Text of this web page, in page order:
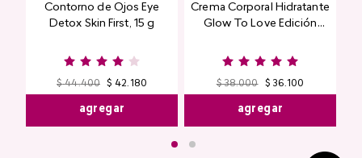
Contorno de Ojos Eye
Detox Skin First, 15 g
$ 44.400 $ 42.180
agregar
Crema Corporal Hidratante
Glow To Love Edición
$ 38.000 $ 36.100
agregar